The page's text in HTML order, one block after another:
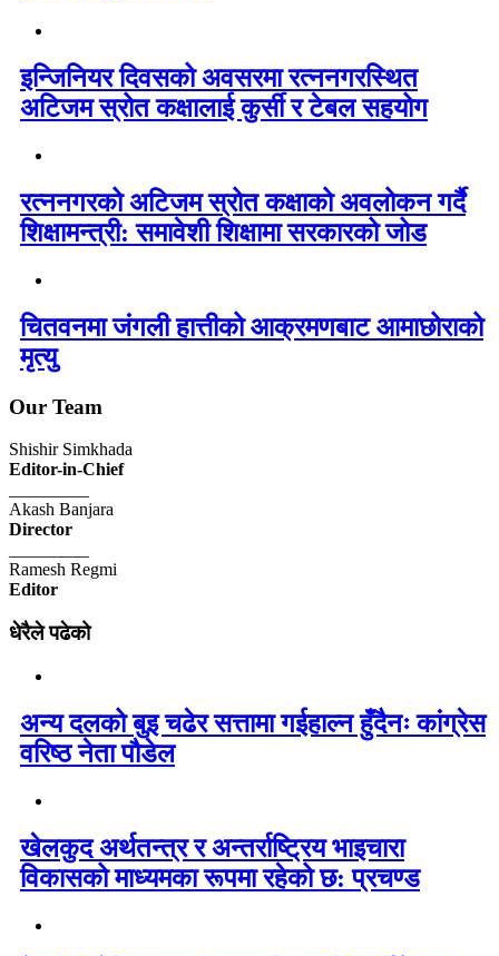
इन्जिनियर दिवसको अवसरमा रत्ननगरस्थित
अटिजम स्रोत कक्षालाई कुर्सी र टेबल सहयोग
रत्ननगरको अटिजम स्रोत कक्षाको अवलोकन गर्दै
शिक्षामन्त्री: समावेशी शिक्षामा सरकारको जोड
चितवनमा जंगली हात्तीको आक्रमणबाट आमाछोराको
मृत्यु
Our Team
Shishir Simkhada
Editor-in-Chief
Akash Banjara
Director
Ramesh Regmi
Editor
धेरैले पढेको
अन्य दलको बुइ चढेर सत्तामा गईहाल्न हुँदैनः कांग्रेस
वरिष्ठ नेता पौडेल
खेलकुद अर्थतन्त्र र अन्तर्राष्ट्रिय भाइचारा
विकासको माध्यमका रूपमा रहेको छ: प्रचण्ड